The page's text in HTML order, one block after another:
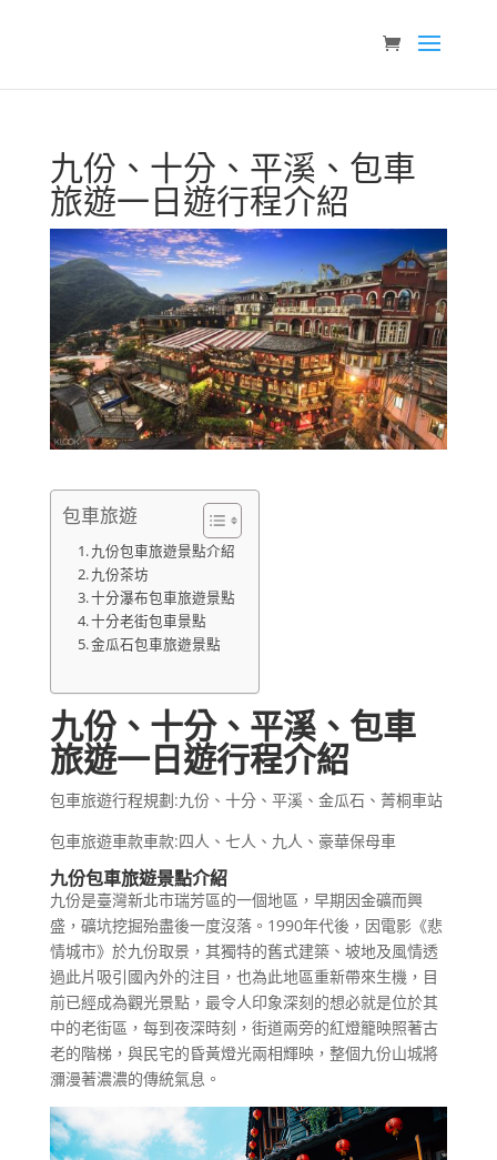
九份、十分、平溪、包車
旅遊一日遊行程介紹
包車旅遊
九份包車旅遊景點介紹
九份茶坊
十分瀑布包車旅遊景點
十分老街包車景點
金瓜石包車旅遊景點
九份、十分、平溪、包車
旅遊一日遊行程介紹
包車旅遊行程規劃:九份、十分、平溪、金瓜石、菁桐車站
包車旅遊車款車款:四人、七人、九人、豪華保母車
九份包車旅遊景點介紹
九份是臺灣新北市瑞芳區的一個地區，早期因金礦而興
盛，礦坑挖掘殆盡後一度沒落。1990年代後，因電影《悲
情城市》於九份取景，其獨特的舊式建築、坡地及風情透
過此片吸引國內外的注目，也為此地區重新帶來生機，目
前已經成為觀光景點，最令人印象深刻的想必就是位於其
中的老街區，每到夜深時刻，街道兩旁的紅燈籠映照著古
老的階梯，與民宅的昏黃燈光兩相輝映，整個九份山城將
瀰漫著濃濃的傳統氣息。